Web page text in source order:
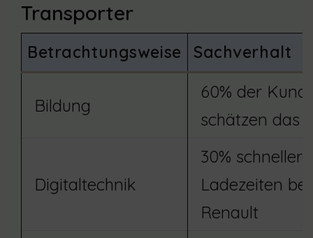
Transporter
Betrachtungsweise Sachverhalt
Bildung
60% der
schätzen das
Digitaltechnik
30% schnellere
Ladezeiten
Renault